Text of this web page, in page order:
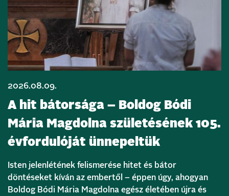
2026.08.09.
A hit bátorsága – Boldog Bódi
Mária Magdolna születésének 105.
évfordulóját ünnepeltük
Isten jelenlétének felismerése hitet és bátor
döntéseket kíván az embertől – éppen úgy, ahogyan
Boldog Bódi Mária Magdolna egész életében újra és